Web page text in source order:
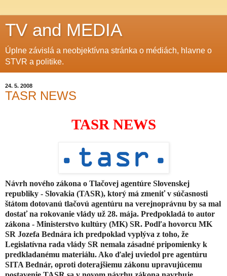
TV and MEDIA
Úplne závislá a neobjektívna stránka o médiách, hlavne o
STVR a politike.
24. 5. 2008
TASR NEWS
TASR NEWS
Návrh nového zákona o Tlačovej agentúre Slovenskej
republiky - Slovakia (TASR), ktorý má zmeniť v súčasnosti
štátom dotovanú tlačovú agentúru na verejnoprávnu by sa mal
dostať na rokovanie vlády už 28. mája. Predpokladá to autor
zákona - Ministerstvo kultúry (MK) SR. Podľa hovorcu MK
SR Jozefa Bednára ich predpoklad vyplýva z toho, že
Legislatívna rada vlády SR nemala zásadné pripomienky k
predkladanému materiálu. Ako ďalej uviedol pre agentúru
SITA Bednár, oproti doterajšiemu zákonu upravujúcemu